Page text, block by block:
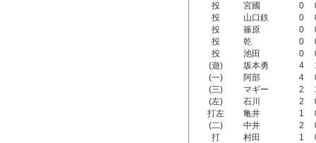
投
宮國 0
投
山口鉄 0
投
篠原 0
投
乾 0
投
池田 0
(遊)
坂本勇 4
(一)
阿部 4
(三)
マギー 2
(左)
石川 2
打左
亀井 1
(二)
中井 2
打
村田 1